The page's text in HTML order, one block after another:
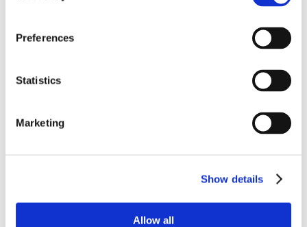
Preferences
Statistics
Marketing
Show details
Allow all
21 Luglio 2026